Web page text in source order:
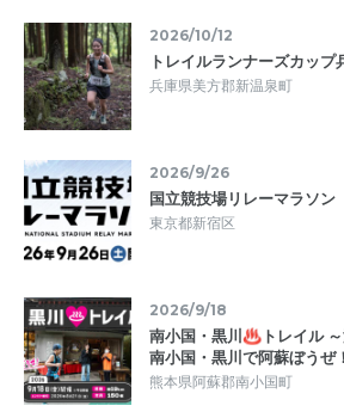
2026/10/12
トレイルランナーズカッ
兵庫県美方郡新温泉町
2026/9/26
国立競技場リレーマラソン
東京都新宿区
2026/9/18
南小国・黒川♨トレイル ～
南小国・黒川で阿蘇ぼうぜ
熊本県阿蘇郡南小国町